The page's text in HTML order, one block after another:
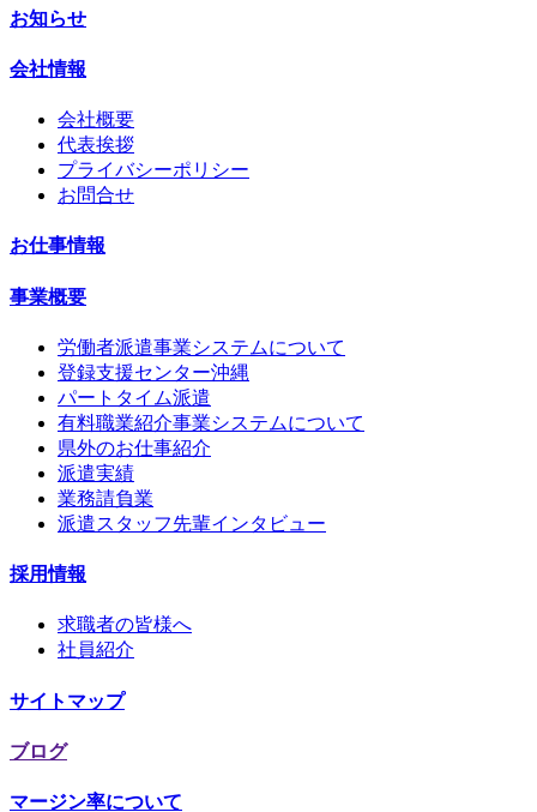
お知らせ
会社情報
会社概要
代表挨拶
プライバシーポリシー
お問合せ
お仕事情報
事業概要
労働者派遣事業システムについて
登録支援センター沖縄
パートタイム派遣
有料職業紹介事業システムについて
県外のお仕事紹介
派遣実績
業務請負業
派遣スタッフ先輩インタビュー
採用情報
求職者の皆様へ
社員紹介
サイトマップ
ブログ
マージン率について